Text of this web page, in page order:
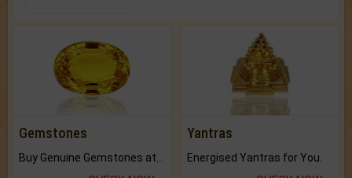
Gemstones Yantras
Energised Yantras for You.